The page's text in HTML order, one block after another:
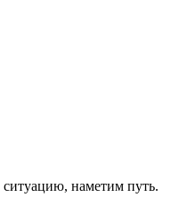
наметим путь.